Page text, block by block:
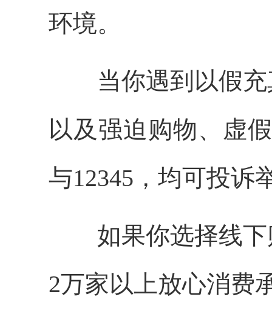
环境。
当你遇到以假充
以及强迫购物、虚
与12345，均可投诉
如果你选择线下
2万家以上放心消费